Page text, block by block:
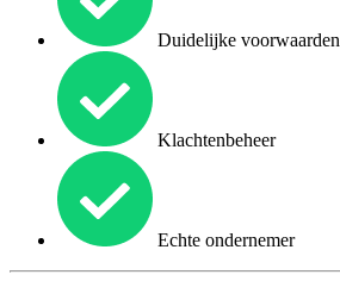
Duidelijke voorwaarden
Klachtenbeheer
Echte ondernemer